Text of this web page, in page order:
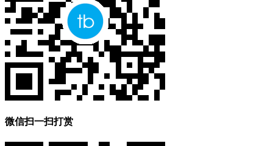
微信扫一扫打赏